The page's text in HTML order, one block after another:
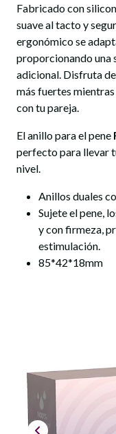
Fabricado con
suave al tacto y
ergonómico se
proporcionando una
adicional. Disfruta
más fuertes
con tu pareja.
El anillo para el pene
perfecto para llevar
nivel.
Anillos duales
Sujete el pene,
y con firmeza,
estimulación.
85*42*18mm